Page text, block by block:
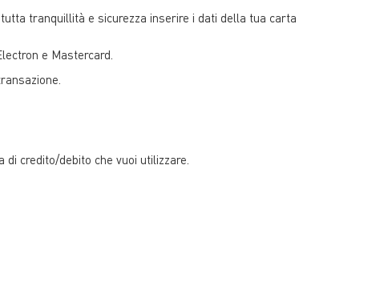
tranquillità e sicurezza inserire i dati della tua carta
e Mastercard.
credito/debito che vuoi utilizzare.